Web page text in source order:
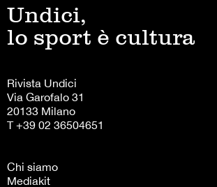
Undici,
lo sport è cultura
Rivista Undici
Via Garofalo 31
20133 Milano
T +39 02 36504651
Chi siamo
Mediakit